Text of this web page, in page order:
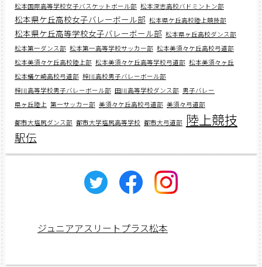
松本国際高等学校女子バスケットボール部 松本深志高校バドミントン部
松本県ケ丘高校女子バレーボール部 松本県ケ丘高校陸上競技部
松本県ケ丘高等学校女子バレーボール部 松本県ヶ丘高校ダンス部
松本第一ダンス部 松本第一高等学校サッカー部 松本美須々ケ丘高校弓道部
松本美須々ケ丘高校陸上部 松本美須々ケ丘高等学校弓道部 松本美須々ヶ丘
松本蟻ケ崎高校弓道部 梓川高校男子バレーボール部
梓川高等学校男子バレーボール部 田川高等学校ダンス部 男子バレー
県ヶ丘陸上 第一サッカー部 美須々ケ丘高校弓道部 美須々弓道部
都市大塩尻ダンス部 都市大学塩尻高等学校 都市大弓道部 陸上競技
駅伝
ジュニアアスリートプラス松本